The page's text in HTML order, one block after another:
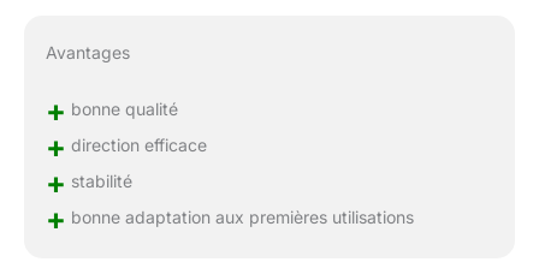
Avantages
+ bonne qualité
+ direction efficace
+ stabilité
+ bonne adaptation aux premières utilisations